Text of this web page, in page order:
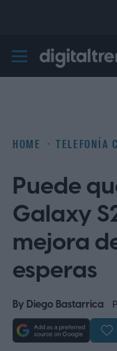
Digital
HOME TELEFONÍA
Puede
Galaxy
mejora
esperas
By Diego Bastarrica